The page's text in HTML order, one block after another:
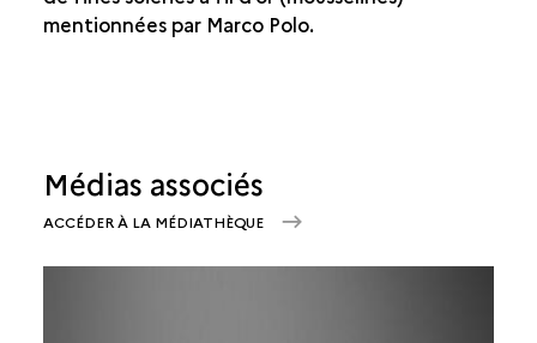
mentionnées par Marco Polo.
Médias associés
ACCÉDER À LA MÉDIATHÈQUE